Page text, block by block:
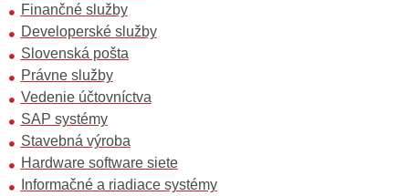
Finančné služby
Developerské služby
Slovenská pošta
Právne služby
Vedenie účtovníctva
SAP systémy
Stavebná výroba
Hardware software siete
Informačné a riadiace systémy